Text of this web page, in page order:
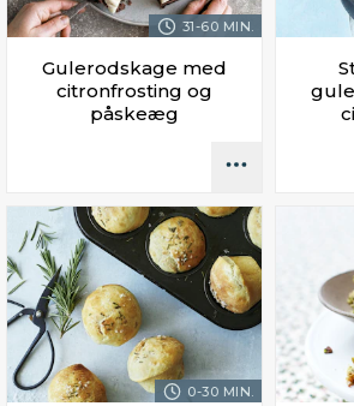
31-60 MIN.
Gulerodskage med
citronfrosting og
påskeæg
0-30 MIN.